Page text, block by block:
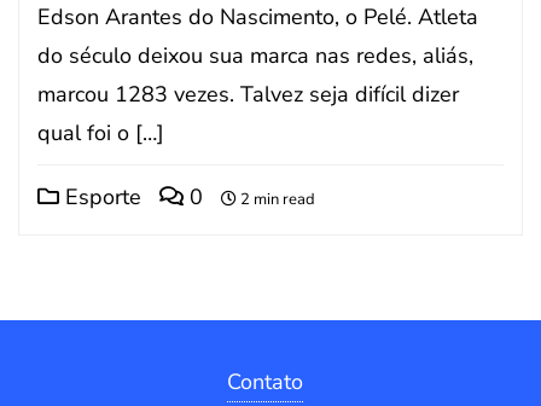
Edson Arantes do Nascimento, o Pelé. Atleta
do século deixou sua marca nas redes, aliás,
marcou 1283 vezes. Talvez seja difícil dizer
qual foi o […]
Esporte 0 2 min read
Contato